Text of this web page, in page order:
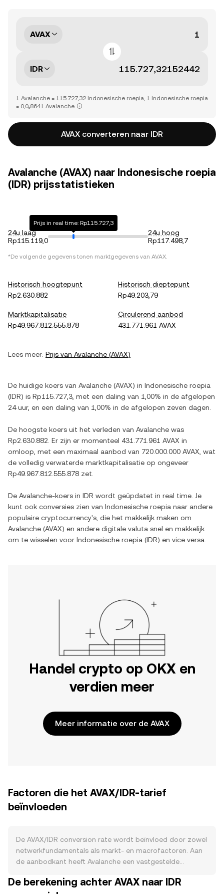
AVAX
IDR
1 Avalanche = 115.727,32 Indonesische roepia, 1 Indonesische roepia
= 0,0₅8641 Avalanche
AVAX converteren naar IDR
Avalanche (AVAX) naar Indonesische roepia
(IDR) prijsstatistieken
24u laag
Rp115.119,0
Prijs in real time: Rp115.727,3
24u hoog
Rp117.498,7
*De volgende gegevens tonen marktgegevens van AVAX.
Historisch hoogtepunt
Rp2.630.882
Historisch dieptepunt
Rp49.203,79
Marktkapitalisatie
Rp49.967.812.555.878
Circulerend aanbod
431.771.961 AVAX
Lees meer: Prijs van Avalanche (AVAX)
De huidige koers van Avalanche (AVAX) in Indonesische roepia
(IDR) is Rp115.727,3 , met een daling van 1,00% in de afgelopen
24 uur, en een daling van 1,00% in de afgelopen zeven dagen.
De hoogste koers uit het verleden van Avalanche was
Rp2.630.882 . Er zijn er momenteel 431.771.961 AVAX in
omloop, met een maximaal aanbod van 720.000.000 AVAX , wat
de volledig verwaterde marktkapitalisatie op ongeveer
Rp49.967.812.555.878 zet.
De Avalanche-koers in IDR wordt geüpdatet in real time. Je
kunt ook conversies zien van Indonesische roepia naar andere
populaire cryptocurrency's, die het makkelijk maken om
Avalanche (AVAX) en andere digitale valuta snel en makkelijk
om te wisselen voor Indonesische roepia (IDR) en vice versa.
Handel crypto op OKX en
verdien meer
Meer informatie over de AVAX
Factoren die het AVAX/IDR-tarief
beïnvloeden
De AVAX/IDR conversion rate wordt beïnvloed door zowel
netwerkfundamentals als markt- en macrofactoren. Aan
de aanbodkant heeft Avalanche een vastgestelde
staking-beloningen voor validators en delegators; er is
De berekening achter AVAX naar IDR